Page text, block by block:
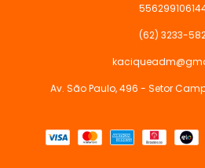
(62) 3233-
Av. São Paulo, 496 - Setor